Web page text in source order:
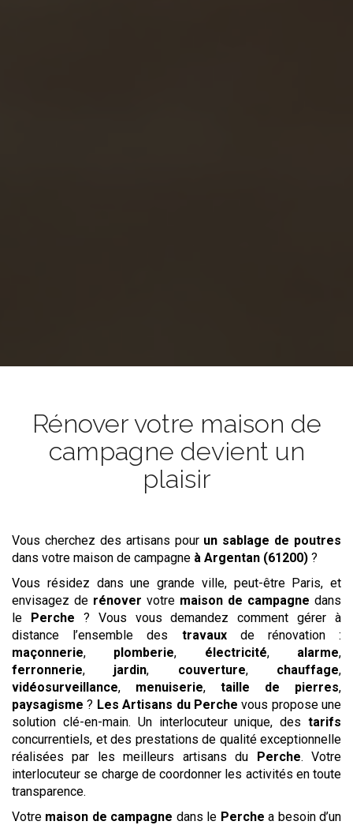
Rénover votre maison de
campagne devient un
plaisir
Vous cherchez des artisans pour un sablage de poutres
dans votre maison de campagne à Argentan (61200) ?
Vous résidez dans une grande ville, peut-être Paris, et
envisagez de rénover votre maison de campagne dans
le Perche ? Vous vous demandez comment gérer à
distance l’ensemble des travauxde rénovation :
maçonnerie, plomberie, électricité, alarme,
ferronnerie, jardin, couverture, chauffage,
vidéosurveillance, menuiserie, taille de pierres,
paysagisme ? Les Artisans du Perche vous propose une
solution clé-en-main. Un interlocuteur unique, des tarifs
concurrentiels, et des prestations de qualité exceptionnelle
réalisées par les meilleurs artisans du Perche. Votre
interlocuteur se charge de coordonner les activités en toute
transparence.
Votre maison de campagne dans le Perche a besoin d’un